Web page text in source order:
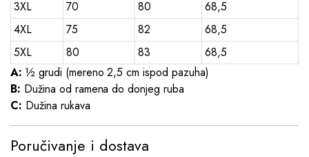
3XL 70 80
68,5
4XL
75 82
68,5
5XL
80 83
68,5
A: ½ grudi (mereno 2,5 cm ispod pazuha)
B: Dužina od ramena do donjeg ruba
C: Dužina rukava
Poručivanje i dostava